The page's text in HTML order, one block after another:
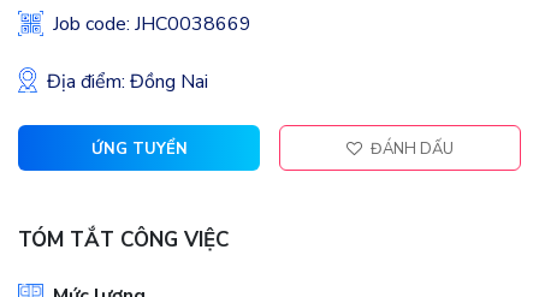
Job code: JHC0038669
Địa điểm: Đồng Nai
ỨNG TUYỂN ĐÁNH DẤU
TÓM TẮT CÔNG VIỆC